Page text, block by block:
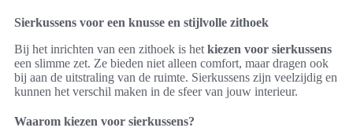
Sierkussens voor een knusse en stijlvolle zithoek
Bij het inrichten van een zithoek is het kiezen voor sierkussens
een slimme zet. Ze bieden niet alleen comfort, maar dragen ook
bij aan de uitstraling van de ruimte. Sierkussens zijn veelzijdig en
kunnen het verschil maken in de sfeer van jouw interieur.
Waarom kiezen voor sierkussens?